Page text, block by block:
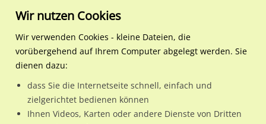
Regionale Plakatwerbung Nordrhein-Westfalen
Recklinghausen, Stadt
Dortmunder Str 224 (L
Wir nutzen Cookies
Wir verwenden Cookies - kleine Dateien, die
vorübergehend auf Ihrem Computer abgelegt werden. Sie
dienen dazu:
dass Sie die Internetseite schnell, einfach und
zielgerichtet bedienen können
Ihnen Videos, Karten oder andere Dienste von Dritten